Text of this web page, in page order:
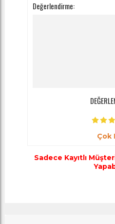
Değerlendirme:
Çok
Sadece Kayıtlı